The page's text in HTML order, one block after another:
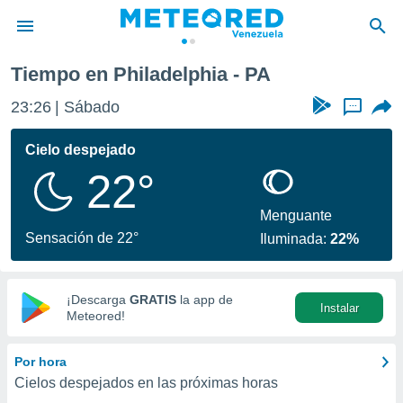
de
ha
calidad.
a este
las
y
digital
basada
Tiempo en Philadelphia - PA
23:26 Sábado ...
Cielo despejado
22°
Sensación de 22°
Menguante
Iluminada:22%
¡Descarga GRATIS la app de
Meteored!
Instalar
Por hora
Cielos despejados en las próximas horas